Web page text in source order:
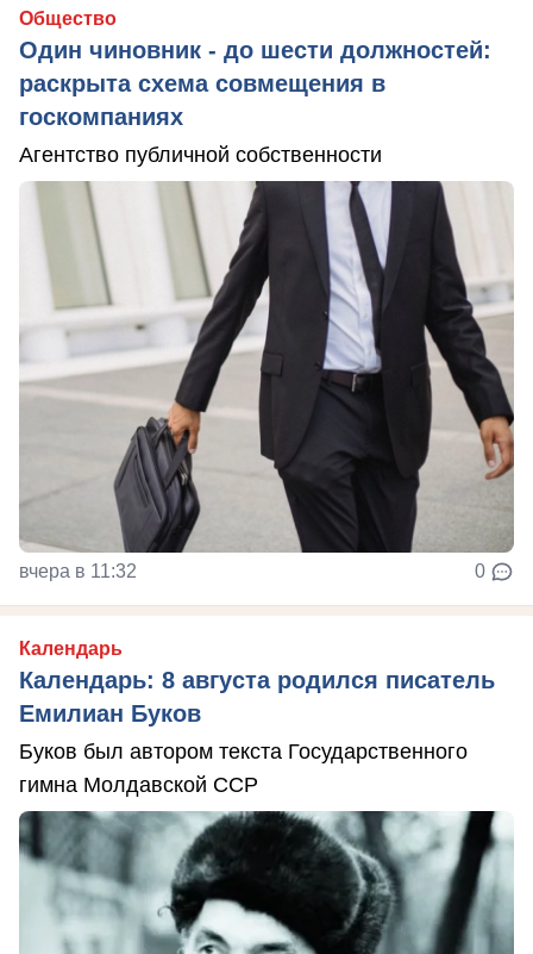
Общество
Один чиновник - до шести должностей:
раскрыта схема совмещения в
госкомпаниях
Агентство публичной собственности
вчера в 11:32 0
Календарь
Календарь: 8 августа родился писатель
Емилиан Буков
Буков был автором текста Государственного
гимна Молдавской ССР